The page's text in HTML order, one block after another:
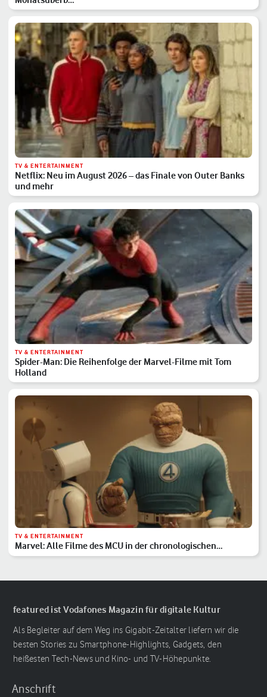
TV & ENTERTAINMENT
Netflix: Neu im August 2026 – das Finale von Outer Banks
und mehr
TV & ENTERTAINMENT
Spider-Man: Die Reihenfolge der Marvel-Filme mit Tom
Holland
TV & ENTERTAINMENT
Marvel: Alle Filme des MCU in der chronologischen
Reihenfolge
featured ist Vodafones Magazin für digitale Kultur
Als Begleiter auf dem Weg ins Gigabit-Zeitalter liefern wir die
besten Stories zu Smartphone-Highlights, Gadgets, den
heißesten Tech-News und Kino- und TV-Höhepunkte.
Anschrift